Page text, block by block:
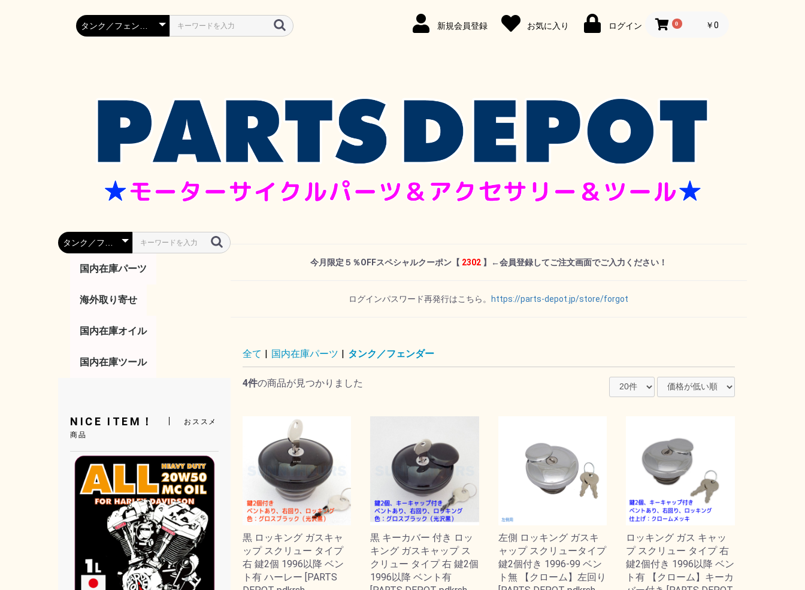
新規会員登録 お気に入り ログイン 0 ￥0
国内在庫パーツ
コントロール
サスペンション
タイヤ／ホイール
タンク／フェンダー
トランスミッション／
フットコントロール
ボディー
マフラー／排気系
ライト／ウインカー
ラック／キャリア
電気系／エレクトリッ
ブレーキ
エアー／吸気系 オイルゲージ
海外取り寄せ
国内在庫オイル
オイル／フィルター ALL オール
SPECTRO スペクトロ
REVTECH レブテック
Royal Purple ロイヤル
ハーレーダビッドソン
MOTOR FACTORYモ
DRAG ドラッグスペシ
MOTUL モチュール
バッテリー
国内在庫ツール
NICE ITEM！
おススメ
商品
今月限定５％OFFスペシャルクーポン【 2302】←会員登録してご注文画面でご入力ください！
ログインパスワード再発行はこちら。 https://parts-depot.jp/store/forgot
全て 国内在庫パーツ タンク／フェンダー
4件の商品が見つかりました
黒 ロッキング ガスキャ
ップ スクリュー タイプ
右 鍵2個 1996以降 ベン
ト有 ハーレー [PARTS
黒 キーカバー 付き ロッ
キング ガスキャップ ス
クリュー タイプ 右 鍵2個
1996以降 ベント有
左側 ロッキング ガスキ
ャップ スクリュータイプ
鍵2個付き 1996-99 ベン
ト無 【クローム】左回り
ロッキング ガス キャッ
プ スクリュー タイプ 右
鍵2個付き 1996以降 ベン
ト有 【クローム】キーカ